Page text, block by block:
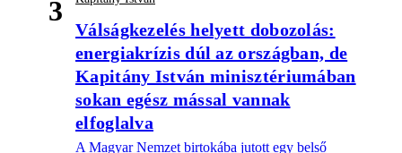
3
Válságkezelés helyett dobozolás:
energiakrízis dúl az országban, de
Kapitány István minisztériumában
sokan egész mással vannak
elfoglalva
A Magyar Nemzet birtokába jutott egy belső